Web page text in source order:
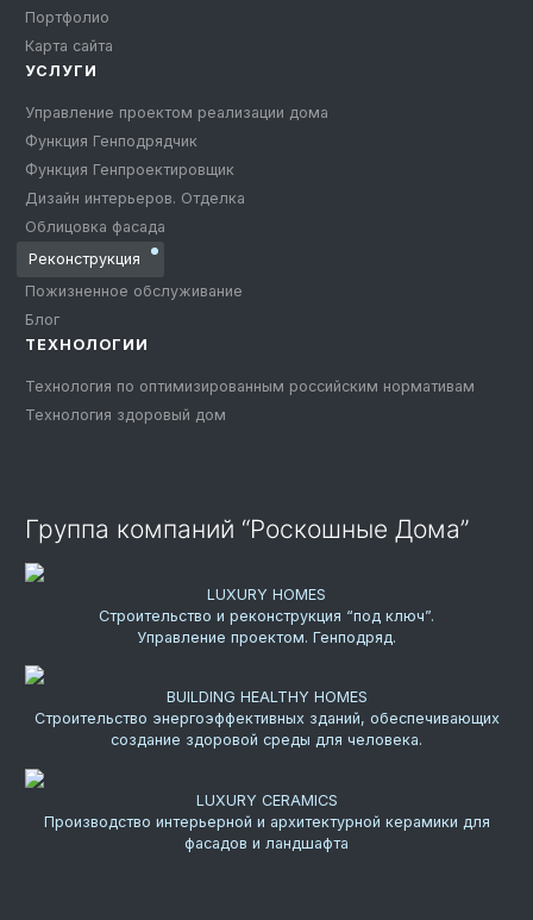
Портфолио
Карта сайта
УСЛУГИ
Управление проектом реализации дома
Функция Генподрядчик
Функция Генпроектировщик
Дизайн интерьеров. Отделка
Облицовка фасада
Реконструкция
Пожизненное обслуживание
Блог
ТЕХНОЛОГИИ
Технология по оптимизированным российским нормативам
Технология здоровый дом
Группа компаний “Роскошные Дома”
LUXURY HOMES
Строительство и реконструкция “под ключ”.
Управление проектом. Генподряд.
BUILDING HEALTHY HOMES
Строительство энергоэффективных зданий, обеспечивающих
создание здоровой среды для человека.
LUXURY CERAMICS
Производство интерьерной и архитектурной керамики для
фасадов и ландшафта